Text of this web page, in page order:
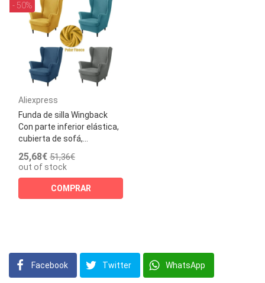
- 50%
Aliexpress
Funda de silla Wingback
Con parte inferior elástica,
cubierta de sofá,...
25,68€ 51,36€
out of stock
COMPRAR
Facebook Twitter WhatsApp